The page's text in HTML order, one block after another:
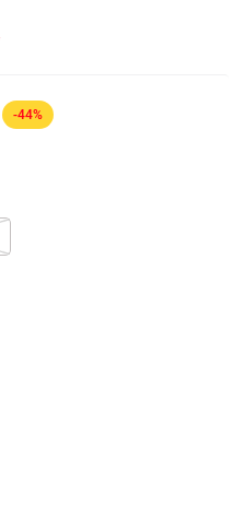
-44%